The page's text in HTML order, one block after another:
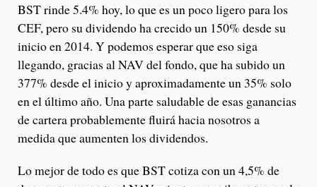
BST rinde 5.4% hoy, lo que es un poco ligero para los
CEF, pero su dividendo ha crecido un 150% desde su
inicio en 2014. Y podemos esperar que eso siga
llegando, gracias al NAV del fondo, que ha subido un
377% desde el inicio y aproximadamente un 35% solo
en el último año. Una parte saludable de esas ganancias
de cartera probablemente fluirá hacia nosotros a
medida que aumenten los dividendos.
Lo mejor de todo es que BST cotiza con un 4,5% de